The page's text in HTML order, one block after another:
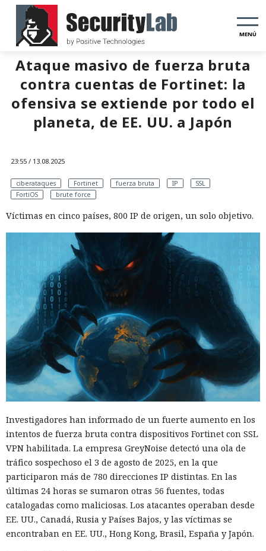
MENÚ
Ataque masivo de fuerza bruta
contra cuentas de Fortinet: la
ofensiva se extiende por todo el
planeta, de EE. UU. a Japón
23:55 / 13.08.2025
ciberataques Fortinet fuerza bruta IP
SSL
FortiOS
brute force
Víctimas en cinco países, 800 IP de origen, un solo objetivo.
Investigadores han informado de un fuerte aumento en los
intentos de fuerza bruta contra dispositivos Fortinet con SSL
VPN habilitada. La empresa GreyNoise detectó una ola de
tráfico sospechoso el 3 de agosto de 2025, en la que
participaron más de 780 direcciones IP distintas. En las
últimas 24 horas se sumaron otras 56 fuentes, todas
catalogadas como maliciosas. Los atacantes operaban desde
EE. UU., Canadá, Rusia y Países Bajos, y las víctimas se
encontraban en EE. UU., Hong Kong, Brasil, España y Japón.